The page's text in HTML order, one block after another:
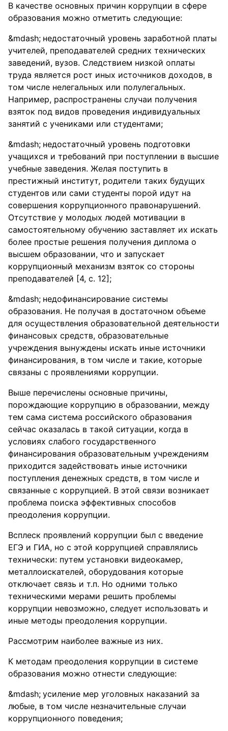
В качестве основных причин коррупции в сфере
образования можно отметить следующие:
недостаточный уровень заработной платы
учителей, преподавателей средних технических
заведений, вузов. Cледствием низкой оплаты
труда является рост иных источников доходов, в
том числе нелегальных или полулегальных.
Например, распространены случаи получения
взяток под видов проведения индивидуальных
занятий с учениками или студентами;
недостаточный уровень подготовки
учащихся и требований при поступлении в высшие
учебные заведения. Желая поступить в
престижный институт, родители таких будущих
студентов или сами студенты порой идут на
совершения коррупционного правонарушений.
Отсутствие у молодых людей мотивации в
самостоятельному обучению заставляет их искать
более простые решения получения диплома о
высшем образовании, что и запускает
коррупционный механизм взяток со стороны
преподавателей [4, с. 12];
недофинансирование системы
образования. Не получая в достаточном объеме
для осуществления образовательной деятельности
финансовых средств, образовательные
учреждения вынуждены искать иные источники
финансирования, в том числе и такие, которые
связаны с проявлениями коррупции.
Выше перечислены основные причины,
порождающие коррупцию в образовании, между
тем сама система российского образования
сейчас оказалась в такой ситуации, когда в
условиях слабого государственного
финансирования образовательным учреждениям
приходится задействовать иные источники
поступления денежных средств, в том числе и
связанные с коррупцией. В этой связи возникает
проблема поиска эффективных способов
преодоления коррупции.
Всплеск проявлений коррупции был с введение
ЕГЭ и ГИА, но с этой коррупцией справлялись
технически: путем установки видеокамер,
металлоискателей, оборудования которые
отключает связь и т.п. Но одними только
техническими мерами решить проблемы
коррупции невозможно, следует использовать и
иные методы преодоления коррупции.
Рассмотрим наиболее важные из них.
К методам преодоления коррупции в системе
образования можно отнести следующие:
усиление мер уголовных наказаний за
любые, в том числе незначительные случаи
коррупционного поведения;